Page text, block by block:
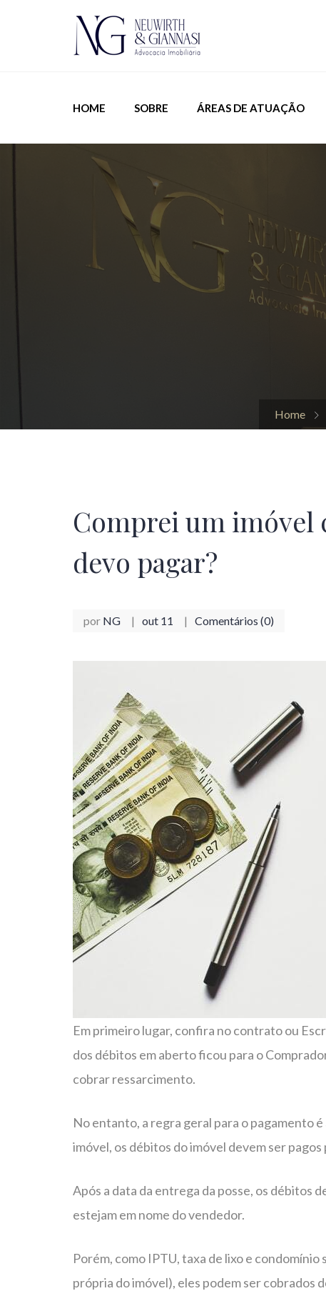
HOME SOBRE ÁREAS DE ATUAÇÃO
Home
Comprei um imóvel
devo pagar?
por NG out 11 Comentários (0)
Em primeiro lugar, confira no contrato ou
dos débitos em aberto ficou para o
cobrar ressarcimento.
No entanto, a regra geral para o pagamento
imóvel, os débitos do imóvel devem ser
Após a data da entrega da posse, os débitos
estejam em nome do vendedor.
Porém, como IPTU, taxa de lixo e
própria do imóvel), eles podem ser